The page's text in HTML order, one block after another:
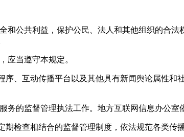
和公共利益，保护公民、法人和其他组织的合
应当遵守本规定。
、互动传播平台以及其他具有新闻舆论属性
务的监督管理执法工作。地方互联网信息办公室
检查相结合的监督管理制度，依法规范各类传